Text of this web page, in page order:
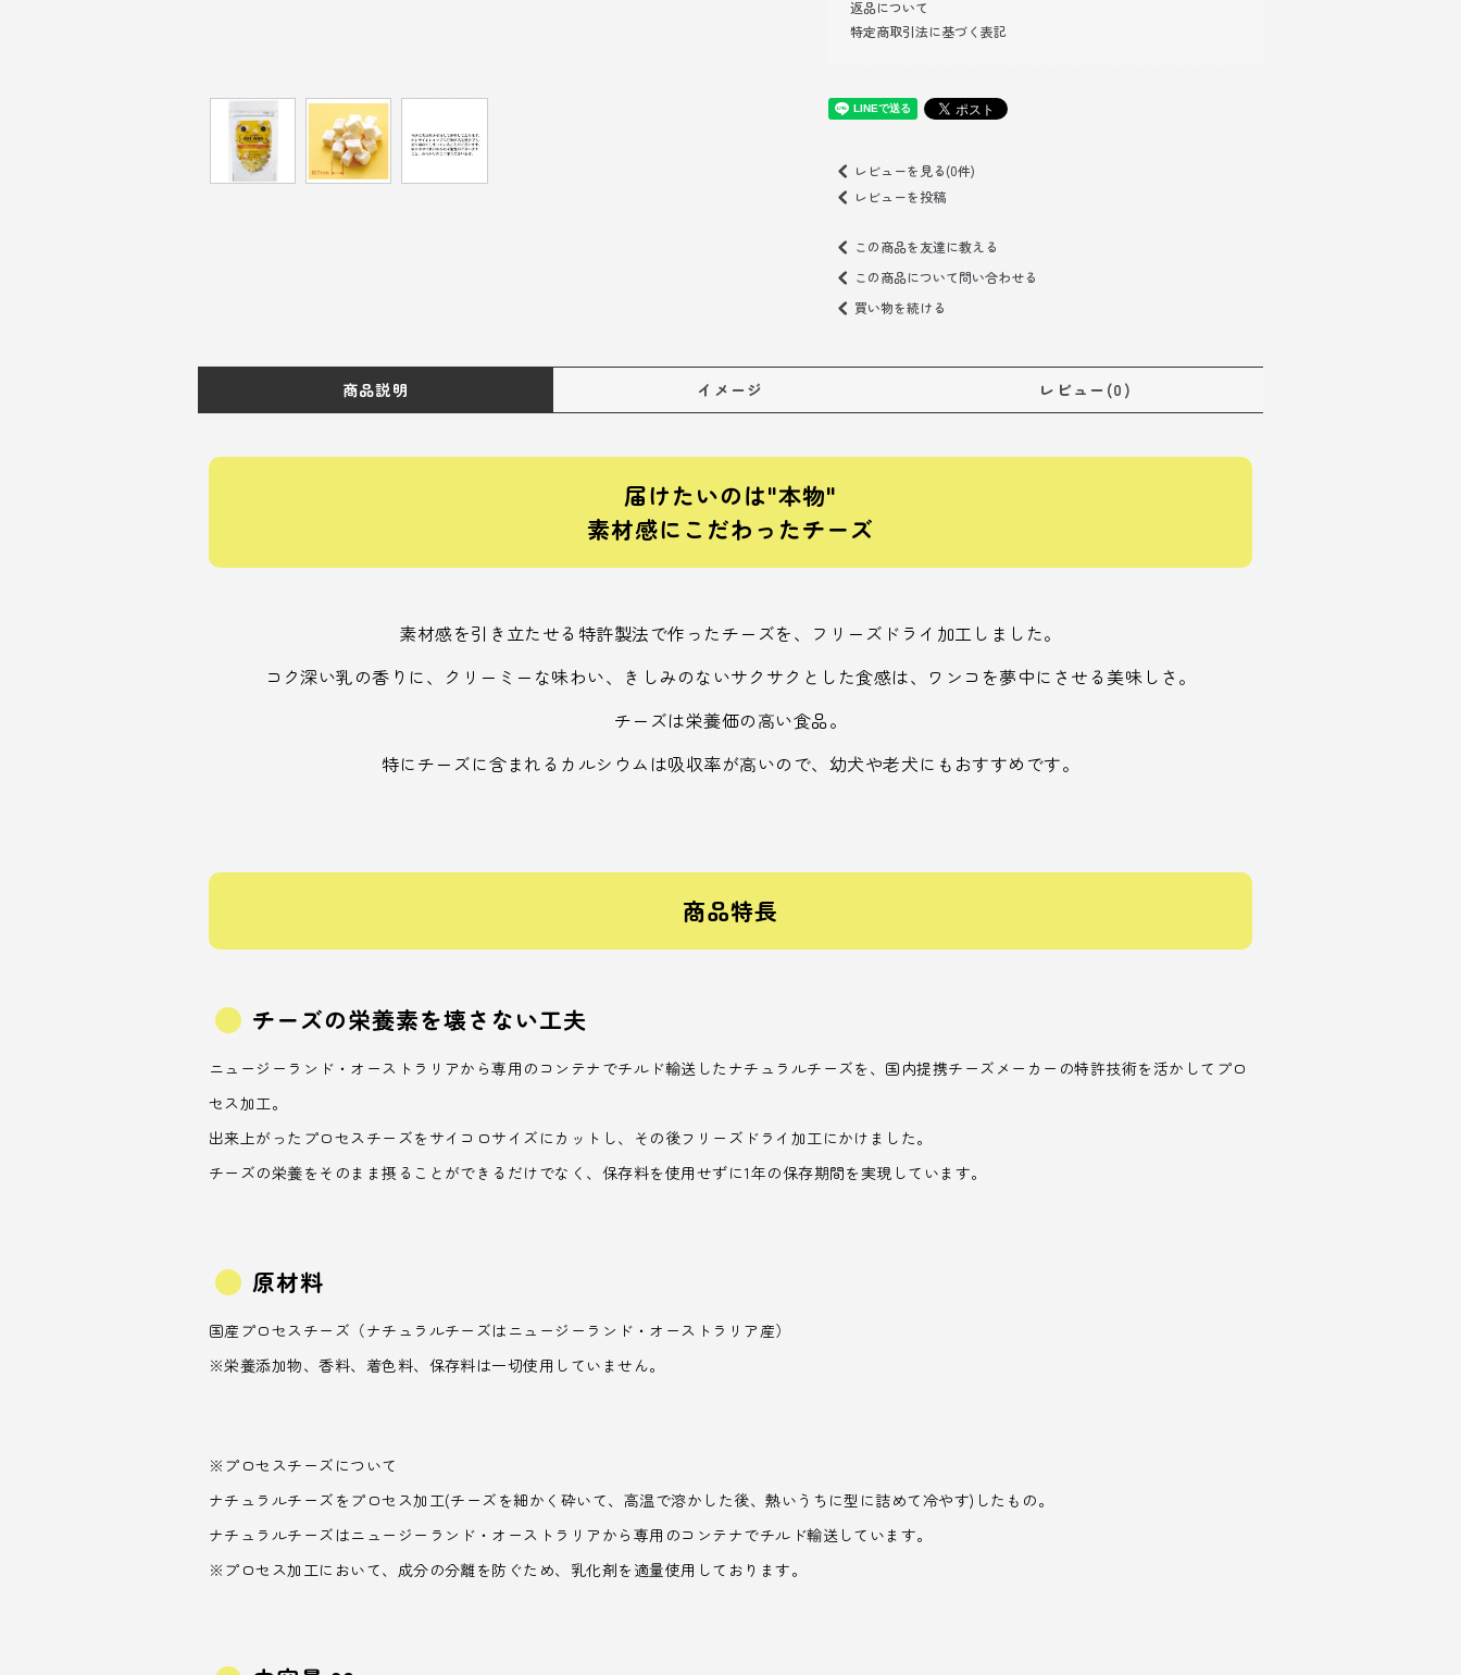
返品について
特定商取引法に基づく表記
レビューを見る(0件)
レビューを投稿
この商品を友達に教える
この商品について問い合わせる
買い物を続ける
商品説明 イメージ レビュー(0)
届けたいのは"本物"
素材感にこだわったチーズ
素材感を引き立たせる特許製法で作ったチーズを、フリーズドライ加工しました。
コク深い乳の香りに、クリーミーな味わい、きしみのないサクサクとした食感は、ワンコを夢中にさせる美味しさ。
チーズは栄養価の高い食品。
特にチーズに含まれるカルシウムは吸収率が高いので、幼犬や老犬にもおすすめです。
商品特長
チーズの栄養素を壊さない工夫
ニュージーランド・オーストラリアから専用のコンテナでチルド輸送したナチュラルチーズを、国内提携チーズメーカーの特許技術を活かしてプロ
セス加工。
出来上がったプロセスチーズをサイコロサイズにカットし、その後フリーズドライ加工にかけました。
チーズの栄養をそのまま摂ることができるだけでなく、保存料を使用せずに1年の保存期間を実現しています。
原材料
国産プロセスチーズ（ナチュラルチーズはニュージーランド・オーストラリア産）
※栄養添加物、香料、着色料、保存料は一切使用していません。
※プロセスチーズについて
ナチュラルチーズをプロセス加工(チーズを細かく砕いて、高温で溶かした後、熱いうちに型に詰めて冷やす)したもの。
ナチュラルチーズはニュージーランド・オーストラリアから専用のコンテナでチルド輸送しています。
※プロセス加工において、成分の分離を防ぐため、乳化剤を適量使用しております。